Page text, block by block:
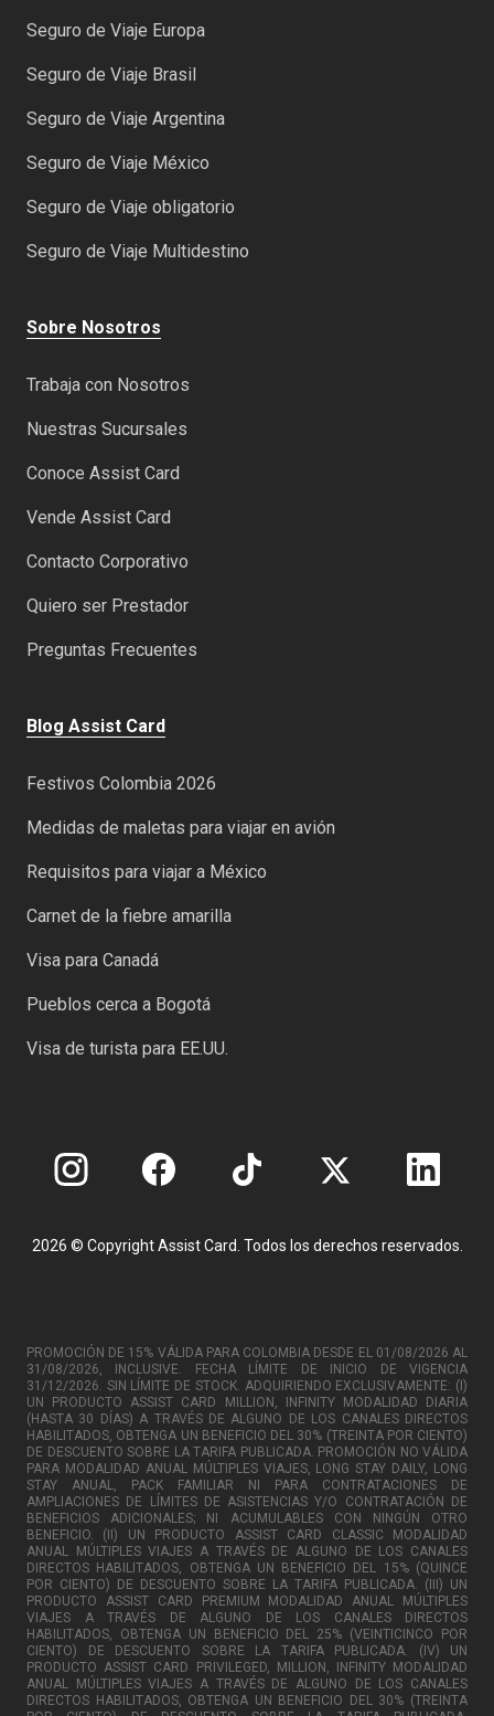
Seguro de Viaje Europa
Seguro de Viaje Brasil
Seguro de Viaje Argentina
Seguro de Viaje México
Seguro de Viaje obligatorio
Seguro de Viaje Multidestino
Sobre Nosotros
Trabaja con Nosotros
Nuestras Sucursales
Conoce Assist Card
Vende Assist Card
Contacto Corporativo
Quiero ser Prestador
Preguntas Frecuentes
Blog Assist Card
Festivos Colombia 2026
Medidas de maletas para viajar en avión
Requisitos para viajar a México
Carnet de la fiebre amarilla
Visa para Canadá
Pueblos cerca a Bogotá
Visa de turista para EE.UU.
2026 © Copyright Assist Card. Todos los derechos reservados.
PROMOCIÓN DE 15% VÁLIDA PARA COLOMBIA DESDE EL 01/08/2026 AL
31/08/2026, INCLUSIVE. FECHA LÍMITE DE INICIO DE VIGENCIA
31/12/2026. SIN LÍMITE DE STOCK. ADQUIRIENDO EXCLUSIVAMENTE: (I)
UN PRODUCTO ASSIST CARD MILLION, INFINITY MODALIDAD DIARIA
(HASTA 30 DÍAS) A TRAVÉS DE ALGUNO DE LOS CANALES DIRECTOS
HABILITADOS, OBTENGA UN BENEFICIO DEL 30% (TREINTA POR CIENTO)
DE DESCUENTO SOBRE LA TARIFA PUBLICADA. PROMOCIÓN NO VÁLIDA
PARA MODALIDAD ANUAL MÚLTIPLES VIAJES, LONG STAY DAILY, LONG
STAY ANUAL, PACK FAMILIAR NI PARA CONTRATACIONES DE
AMPLIACIONES DE LÍMITES DE ASISTENCIAS Y/O CONTRATACIÓN DE
BENEFICIOS ADICIONALES; NI ACUMULABLES CON NINGÚN OTRO
BENEFICIO. (II) UN PRODUCTO ASSIST CARD CLASSIC MODALIDAD
ANUAL MÚLTIPLES VIAJES A TRAVÉS DE ALGUNO DE LOS CANALES
DIRECTOS HABILITADOS, OBTENGA UN BENEFICIO DEL 15% (QUINCE
POR CIENTO) DE DESCUENTO SOBRE LA TARIFA PUBLICADA. (III) UN
PRODUCTO ASSIST CARD PREMIUM MODALIDAD ANUAL MÚLTIPLES
VIAJES A TRAVÉS DE ALGUNO DE LOS CANALES DIRECTOS
HABILITADOS, OBTENGA UN BENEFICIO DEL 25% (VEINTICINCO POR
CIENTO) DE DESCUENTO SOBRE LA TARIFA PUBLICADA. (IV) UN
PRODUCTO ASSIST CARD PRIVILEGED, MILLION, INFINITY MODALIDAD
ANUAL MÚLTIPLES VIAJES A TRAVÉS DE ALGUNO DE LOS CANALES
DIRECTOS HABILITADOS, OBTENGA UN BENEFICIO DEL 30% (TREINTA